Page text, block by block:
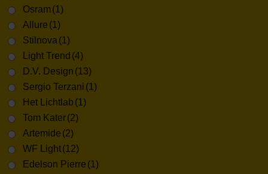
Osram (1)
Allure (1)
Stilnova (1)
Light Trend (4)
D.V. Design (13)
Sergio Terzani (1)
Het Lichtlab (1)
Tom Kater(2)
Artemide (2)
WF Light(12)
Edelson Pierre (1)